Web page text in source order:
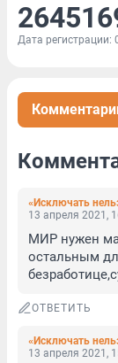
Дата регистрации:
13 апреля 2021,
МИР нужен
остальным
ОТВЕТИТЬ
13 апреля 2021,